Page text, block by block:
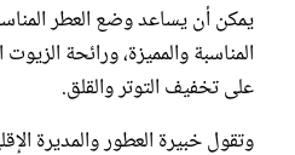
يمكن أن يساعد وضع العطر
المناسبة والمميزة، ورائحة الزيوت
على تخفيف التوتر والقلق.